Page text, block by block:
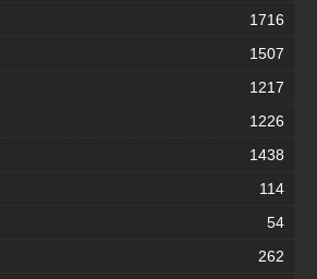
1716
1507
1217
1226
1438
114
54
262